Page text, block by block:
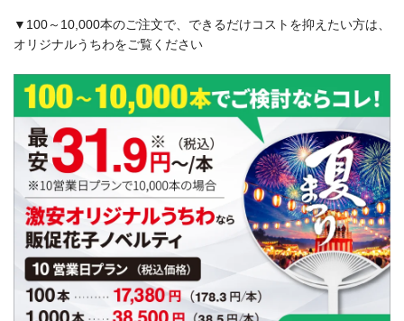
▼100～10,000本のご注文で、できるだけコストを抑えたい方は、
オリジナルうちわをご覧ください